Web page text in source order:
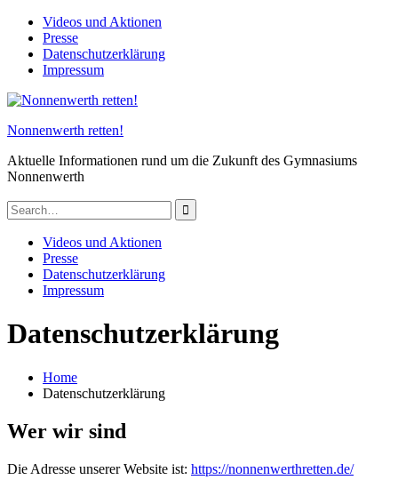
Skip
content
Videos und Aktionen
Presse
Datenschutzerklärung
Impressum
Nonnenwerth retten!
Aktuelle Informationen rund um die Zukunft des Gymnasiums
Nonnenwerth
Search
for:
Videos und Aktionen
Presse
Datenschutzerklärung
Impressum
Datenschutzerklärung
Home
Datenschutzerklärung
Wer wir sind
Die Adresse unserer Website ist: https://nonnenwerthretten.de/